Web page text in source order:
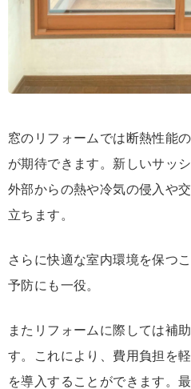
窓のリフォームでは断熱性能
が期待できます。新しいサッ
外部からの熱や冷気の侵入や
立ちます。
さらに快適な室内環境を保つ
予防にも一役。
またリフォームに際しては補
す。これにより、費用負担を
を導入することができます。